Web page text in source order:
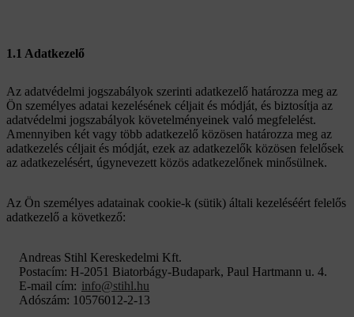
1.1 Adatkezelő
Az adatvédelmi jogszabályok szerinti adatkezelő határozza meg az
Ön személyes adatai kezelésének céljait és módját, és biztosítja az
adatvédelmi jogszabályok követelményeinek való megfelelést.
Amennyiben két vagy több adatkezelő közösen határozza meg az
adatkezelés céljait és módját, ezek az adatkezelők közösen felelősek
az adatkezelésért, úgynevezett közös adatkezelőnek minősülnek.
Az Ön személyes adatainak cookie-k (sütik) általi kezeléséért felelős
adatkezelő a következő:
Andreas Stihl Kereskedelmi Kft.
Postacím: H-2051 Biatorbágy-Budapark, Paul Hartmann u. 4.
E-mail cím: info@stihl.hu
Adószám: 10576012-2-13